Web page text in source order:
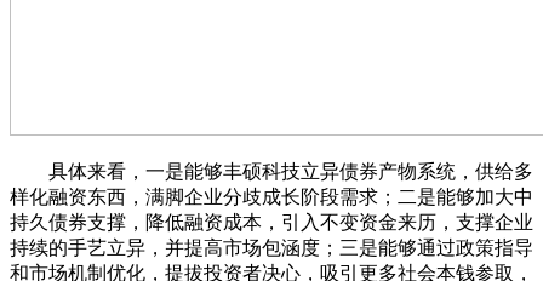
具体来看，一是能够丰硕科技立异债券产物系统，供给多
样化融资东西，满脚企业分歧成长阶段需求；二是能够加大中
持久债券支撑，降低融资成本，引入不变资金来历，支撑企业
持续的手艺立异，并提高市场包涵度；三是能够通过政策指导
和市场机制优化，提拔投资者决心，吸引更多社会本钱参取，